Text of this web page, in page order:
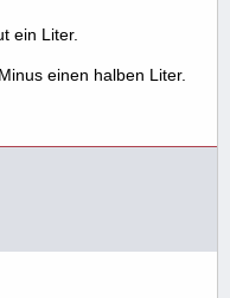
ein Liter.
einen halben Liter.